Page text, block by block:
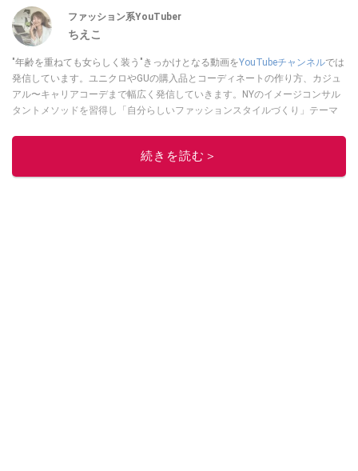
ファッション系YouTuber
ちえこ
"年齢を重ねても女らしく装う"きっかけとなる動画をYouTubeチャンネルでは
発信しています。ユニクロやGUの購入品とコーディネートの作り方、カジュ
アル〜キャリアコーデまで幅広く発信していきます。NYのイメージコンサル
タントメソッドを習得し「自分らしいファッションスタイルづくり」テーマ
た、自身のキャリアコーデでもそのメソッドを活用し、経験とスキルを日々
積み上げ続けている外資系企業のコンサルタント（25年以上のキャリア）か
つ２児の母です。
続きを読む＞